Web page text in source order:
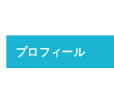
プロフィール